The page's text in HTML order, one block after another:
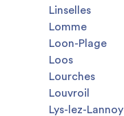
Linselles
Lomme
Loon-Plage
Loos
Lourches
Louvroil
Lys-lez-Lannoy